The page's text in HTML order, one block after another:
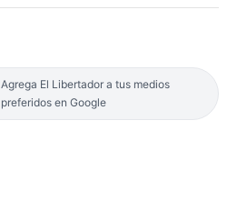
Agrega El Libertador a tus medios
preferidos en Google